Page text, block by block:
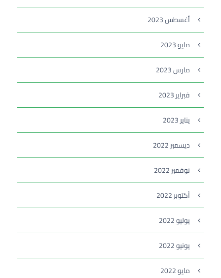
أغسطس 2023
مايو 2023
مارس 2023
فبراير 2023
يناير 2023
ديسمبر 2022
نوفمبر 2022
أكتوبر 2022
يوليو 2022
يونيو 2022
مايو 2022